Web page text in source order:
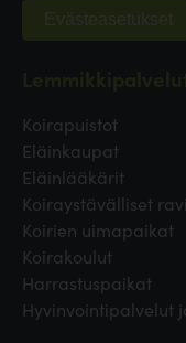
Evästeasetukset
Koirapuistot
Eläinkaupat
Eläinlääkärit
Koiraystävälliset
Koirien uimapaikat
Koirakoulut
Harrastuspaikat
Hyvinvointipalvelut